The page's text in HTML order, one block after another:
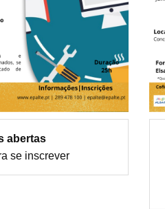
abertas
se inscrever